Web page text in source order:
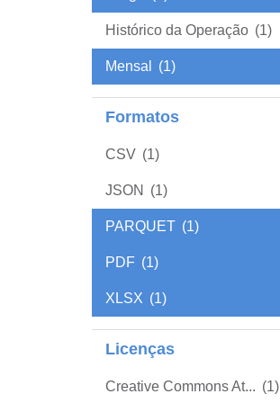
Histórico da Operação (1)
Mensal (1)
Formatos
CSV (1)
JSON (1)
PARQUET (1)
PDF (1)
XLSX (1)
Licenças
Creative Commons At... (1)